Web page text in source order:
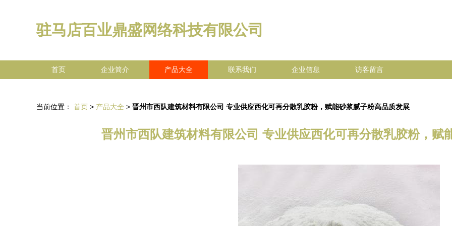
驻马店百业鼎盛网络科技有限公司
首页 企业简介 产品大全 联系我们 企业信息 访客留言
当前位置： 首页 > 产品大全 > 晋州市西队建筑材料有限公司 专业供应西化可再分散乳胶粉，赋能砂浆腻子粉高品质发展
晋州市西队建筑材料有限公司 专业供应西化可再分散乳胶粉，赋